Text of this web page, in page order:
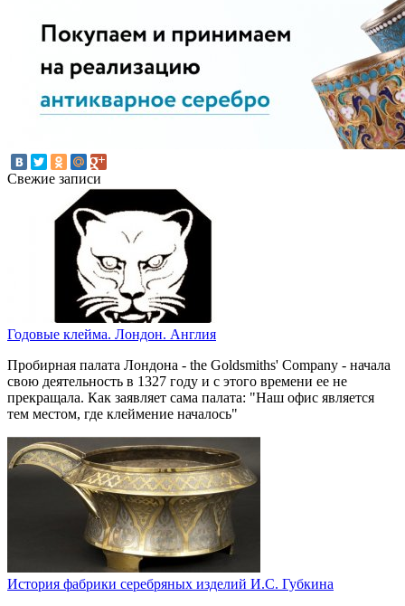
Свежие записи
Годовые клейма. Лондон. Англия
Пробирная палата Лондона - the Goldsmiths' Company - начала
свою деятельность в 1327 году и с этого времени ее не
прекращала. Как заявляет сама палата: "Наш офис является
тем местом, где клеймение началось"
История фабрики серебряных изделий И.С. Губкина